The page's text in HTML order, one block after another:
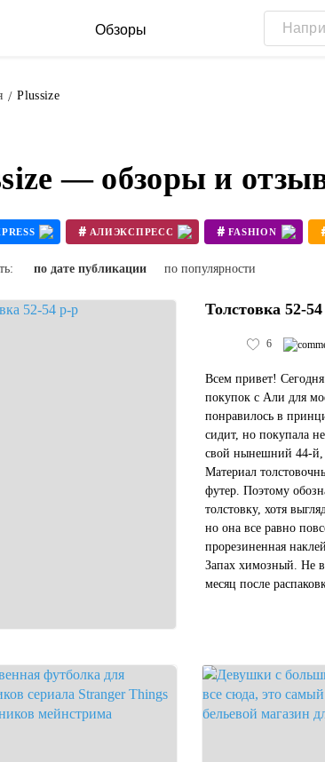
Обзоры
Plussize
— обзоры и
# АЛИЭКСПРЕСС # FASHION
по дате публикации по популярности
Толстовка 52-
6
Всем привет!
покупок с Али для
понравилось в
сидит, но покупала
свой нынешний 44-
Материал
футер. Поэтому
толстовку, хотя
но она все равно
прорезиненная
Запах химозный. Не
месяц после